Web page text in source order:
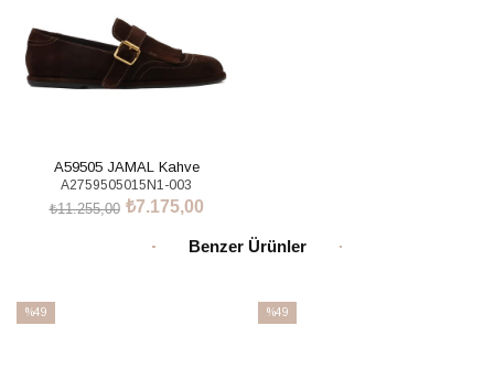
A59505 JAMAL Kahve
A2759505015N1-003
₺7.175,00
₺11.255,00
Benzer Ürünler
%49
%49